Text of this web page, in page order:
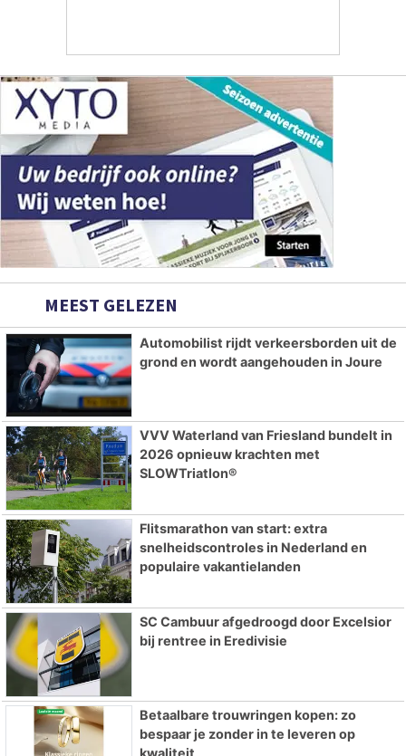
MEEST GELEZEN
Automobilist rijdt verkeersborden uit de
grond en wordt aangehouden in Joure
VVV Waterland van Friesland bundelt in
2026 opnieuw krachten met
SLOWTriatlon®
Flitsmarathon van start: extra
snelheidscontroles in Nederland en
populaire vakantielanden
SC Cambuur afgedroogd door Excelsior
bij rentree in Eredivisie
Betaalbare trouwringen kopen: zo
bespaar je zonder in te leveren op
kwaliteit